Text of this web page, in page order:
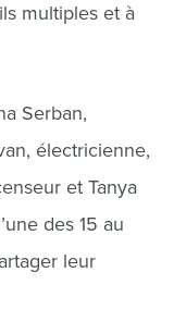
multiples et à
Serban,
électricienne,
et Tanya
des 15 au
leur